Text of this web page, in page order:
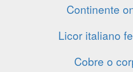
Continente
Licor italiano
Cobre o